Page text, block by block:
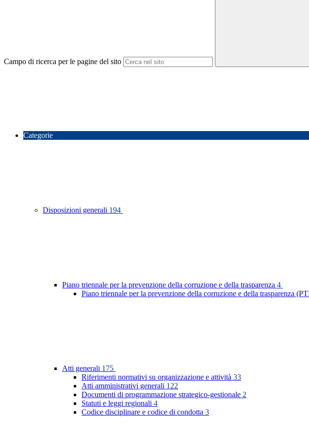
Campo di ricerca per le pagine del sito
Categorie
Disposizioni generali 194
Piano triennale per la prevenzione della corruzione e della trasparenza 4
Piano triennale per la prevenzione della corruzione e della trasparenza
Atti generali 175
Riferimenti normativi su organizzazione e attività 33
Atti amministrativi generali 122
Documenti di programmazione strategico-gestionale 2
Statuti e leggi regionali 4
Codice disciplinare e codice di condotta 3